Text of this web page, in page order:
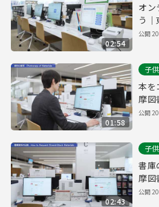
02:54
オン
う
案内
公開
01:58
子
本を
摩図
公開
02:43
子
書庫
摩図
公開